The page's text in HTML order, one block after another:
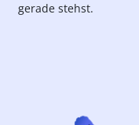
gerade stehst.